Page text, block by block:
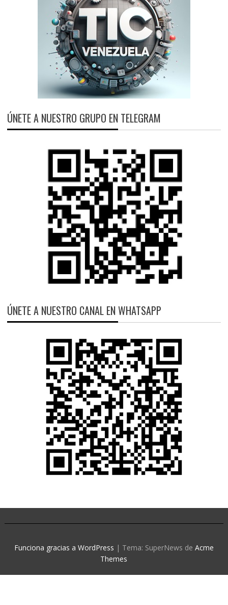
ÚNETE A NUESTRO GRUPO EN TELEGRAM
ÚNETE A NUESTRO CANAL EN WHATSAPP
Funciona gracias a WordPress | Tema: SuperNews de Acme
Themes